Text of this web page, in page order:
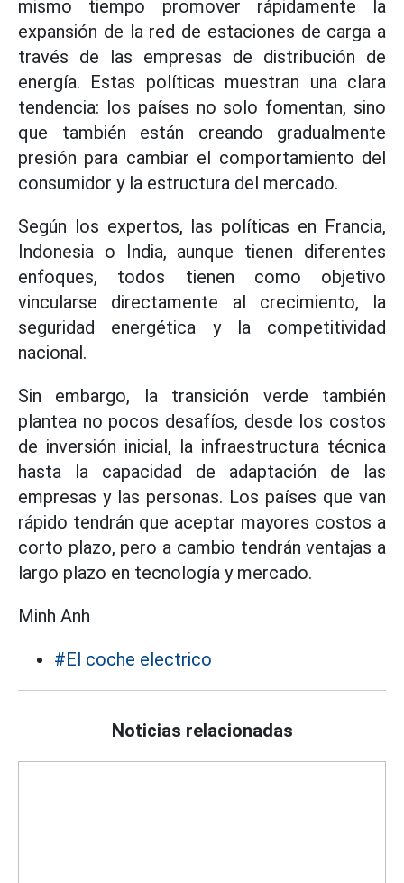
mismo tiempo promover rápidamente la
expansión de la red de estaciones de carga a
través de las empresas de distribución de
energía. Estas políticas muestran una clara
tendencia: los países no solo fomentan, sino
que también están creando gradualmente
presión para cambiar el comportamiento del
consumidor y la estructura del mercado.
Según los expertos, las políticas en Francia,
Indonesia o India, aunque tienen diferentes
enfoques, todos tienen como objetivo
vincularse directamente al crecimiento, la
seguridad energética y la competitividad
nacional.
Sin embargo, la transición verde también
plantea no pocos desafíos, desde los costos
de inversión inicial, la infraestructura técnica
hasta la capacidad de adaptación de las
empresas y las personas. Los países que van
rápido tendrán que aceptar mayores costos a
corto plazo, pero a cambio tendrán ventajas a
largo plazo en tecnología y mercado.
Minh Anh
#El coche electrico
Noticias relacionadas